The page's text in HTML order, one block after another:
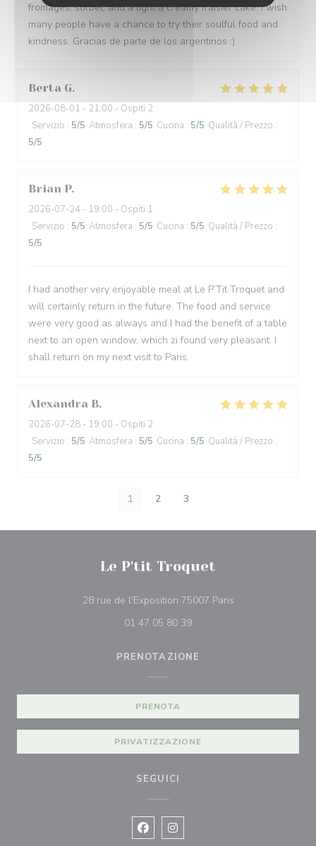
fromages, sorbet, and a light a creamy fraisier cake. I wish
many people have a chance to try their soulful food and
kindness. Gracias de parte de los argentinos :)
Berta G
2026-08-01 - 21:00 - Ospiti 2
Servizio : 5/5 Atmosfera : 5/5 Cucina : 5/5 Qualità / Prezzo :
5/5
Brian P
2026-07-24 - 19:00 - Ospiti 1
Servizio : 5/5 Atmosfera : 5/5 Cucina : 5/5 Qualità / Prezzo :
5/5
I had another very enjoyable meal at Le P’Tit Troquet and
will certainly return in the future. The food and service
were very good as always and I had the benefit of a table
next to an open window, which zi found very pleasant. I
shall return on my next visit to Paris.
Alexandra B
2026-07-28 - 19:00 - Ospiti 2
Servizio : 5/5 Atmosfera : 5/5 Cucina : 5/5 Qualità / Prezzo :
5/5
1 2 3
Le P'tit Troquet
28 rue de l'Exposition 75007 Paris((apre una nuova
01 47 05 80 39
PRENOTAZIONE
PRENOTA
PRIVATIZZAZIONE
SEGUICI
Facebook ((apre una nuova
Instagram ((apre una nuova